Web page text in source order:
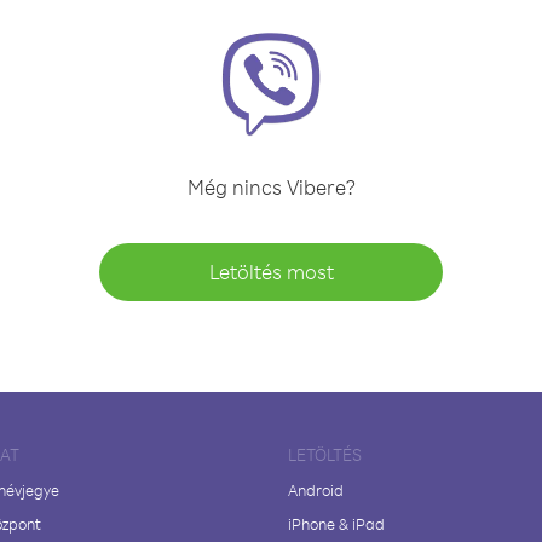
Még nincs Vibere?
Letöltés most
LETÖLTÉS
Android
iPhone & iPad